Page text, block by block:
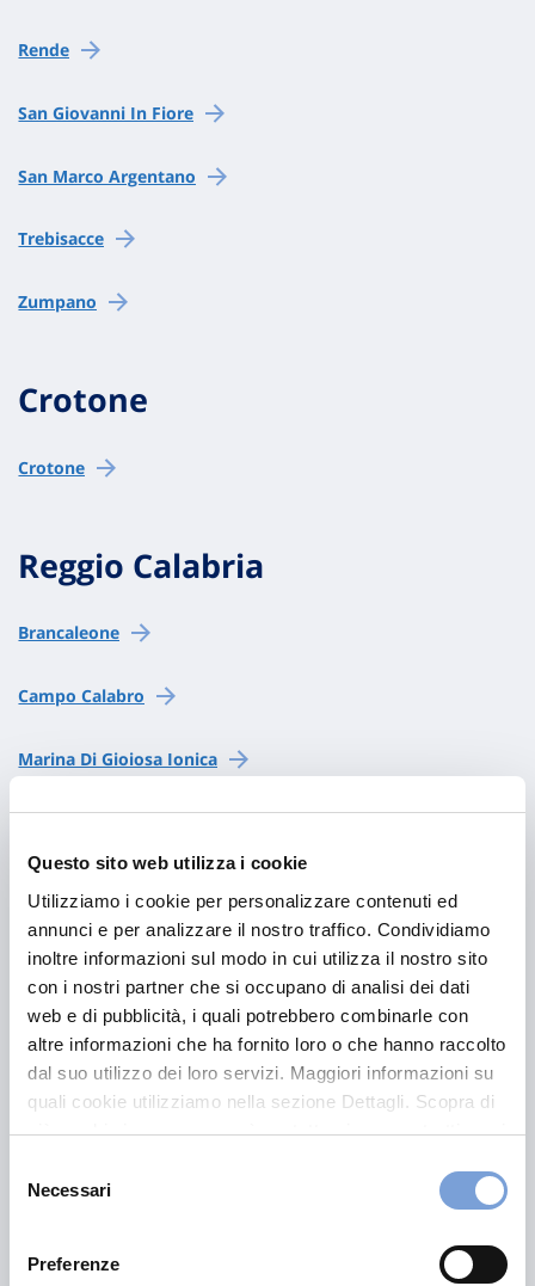
Questo sito web utilizza i cookie
Utilizziamo i cookie per personalizzare contenuti ed
annunci e per analizzare il nostro traffico. Condividiamo
inoltre informazioni sul modo in cui utilizza il nostro sito
con i nostri partner che si occupano di analisi dei dati
web e di pubblicità, i quali potrebbero combinarle con
altre informazioni che ha fornito loro o che hanno raccolto
dal suo utilizzo dei loro servizi. Maggiori informazioni su
quali cookie utilizziamo nella sezione Dettagli. Scopra di
più su chi siamo, come può contattarci e come trattiamo i
può trovare nel footer del sito nella sezione "Informativa
delNecessari
Preferenze
Rende
San Giovanni In Fiore
San Marco Argentano
Trebisacce
Zumpano
Crotone
Crotone
Reggio Calabria
Brancaleone
Campo Calabro
Marina Di Gioiosa Ionica
Rosarno
San Giorgio Morgeto
Taurianova